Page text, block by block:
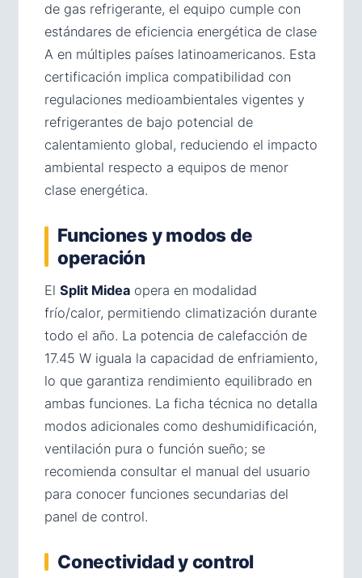
de gas refrigerante, el equipo cumple con
estándares de eficiencia energética de clase
A en múltiples países latinoamericanos. Esta
certificación implica compatibilidad con
regulaciones medioambientales vigentes y
refrigerantes de bajo potencial de
calentamiento global, reduciendo el impacto
ambiental respecto a equipos de menor
clase energética.
Funciones y modos de
operación
El Split Midea opera en modalidad
frío/calor, permitiendo climatización durante
todo el año. La potencia de calefacción de
17.45 W iguala la capacidad de enfriamiento,
lo que garantiza rendimiento equilibrado en
ambas funciones. La ficha técnica no detalla
modos adicionales como deshumidificación,
ventilación pura o función sueño; se
recomienda consultar el manual del usuario
para conocer funciones secundarias del
panel de control.
Conectividad y control